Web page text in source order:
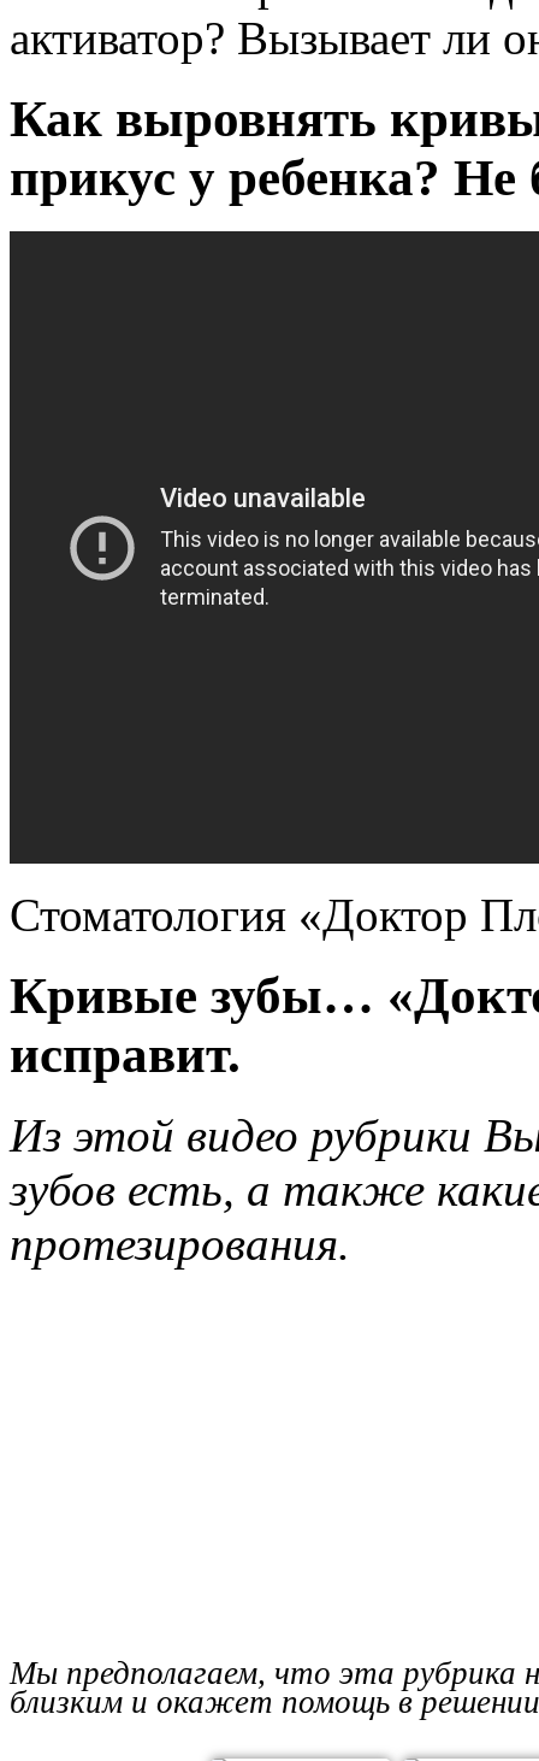
активатор? Вызывает ли
Как выровнять
прикус у ребенка?
Стоматология «Доктор
Кривые зубы…
исправит.
Из этой видео рубрики
зубов есть, а также
протезирования.
Мы предполагаем, что эта
близким и окажет помощь в